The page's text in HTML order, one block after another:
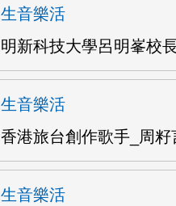
生音樂活
明新科技大學呂明峯校
生音樂活
香港旅台創作歌手_周籽
生音樂活